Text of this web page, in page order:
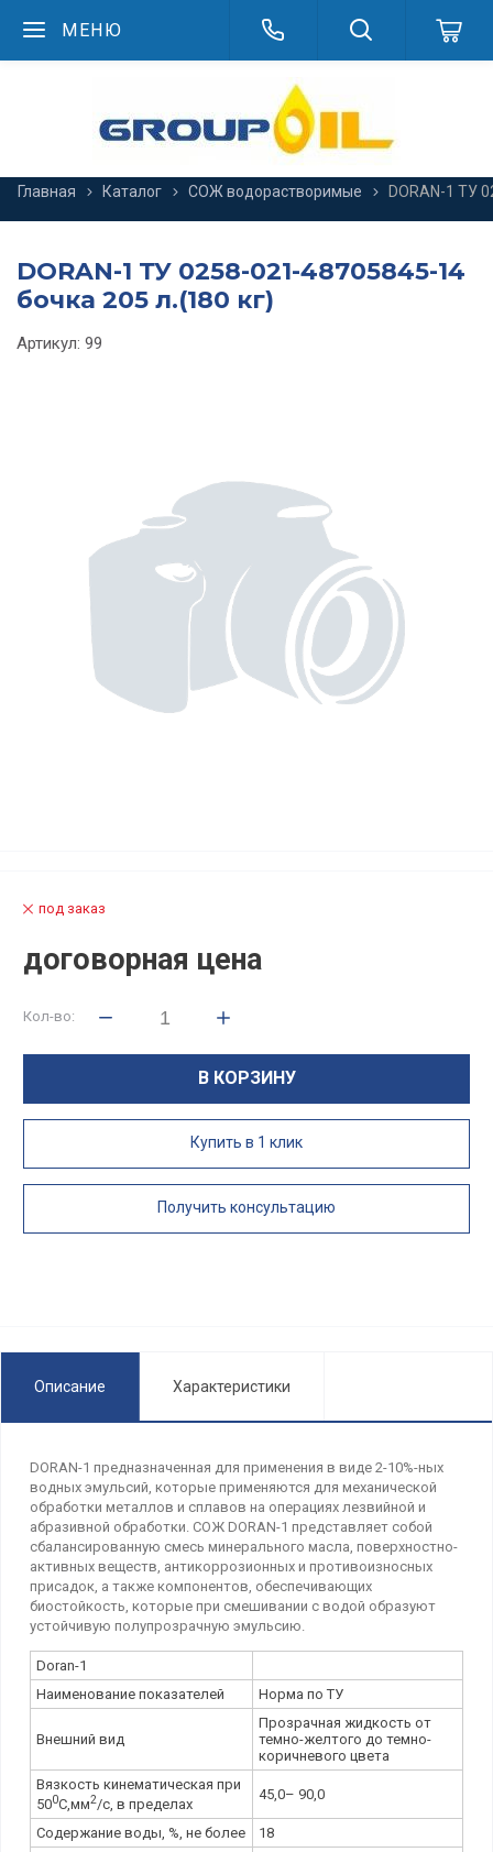
МЕНЮ
Главная Каталог СОЖ водорастворимые DORAN-1 ТУ
DORAN-1 ТУ 0258-021-48705845-14
бочка 205 л.(180 кг)
Артикул: 99
под заказ
договорная цена
Кол-во:
В КОРЗИНУ
Купить в 1 клик
Получить консультацию
Описание Характеристики
DORAN-1 предназначенная для применения в виде 2-10%-ных
водных эмульсий, которые применяются для механической
обработки металлов и сплавов на операциях лезвийной и
абразивной обработки. СОЖ DORAN-1 представляет собой
сбалансированную смесь минерального масла, поверхностно-
активных веществ, антикоррозионных и противоизносных
присадок, а также компонентов, обеспечивающих
биостойкость, которые при смешивании с водой образуют
устойчивую полупрозрачную эмульсию.
Doran-1
Наименование показателей
Норма по ТУ
Внешний вид
Прозрачная жидкость от
темно-желтого до темно-
коричневого цвета
Вязкость кинематическая при
500С,мм2/с, в пределах
45,0– 90,0
Содержание воды, %, не более
18